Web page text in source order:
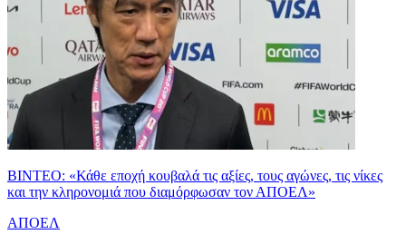
ΒΙΝΤΕΟ: «Κάθε εποχή κουβαλά τις αξίες, τους αγώνες, τις νίκες
και την κληρονομιά που διαμόρφωσαν τον ΑΠΟΕΛ»
ΑΠΟΕΛ